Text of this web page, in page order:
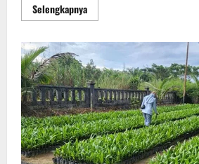
SelengkapnyaRead
more
ke-
23
Sukamara,
Pemprov
Kalteng
Komitmen
Dorong
Pemerataan
Pembangunan
di
Kalteng